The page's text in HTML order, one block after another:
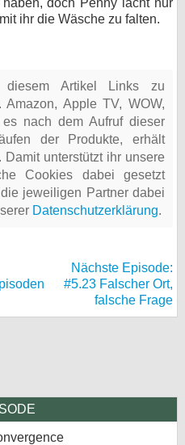
doch Penny lacht nur
ihr die Wäsche zu falten.
diesem Artikel Links zu
Amazon, Apple TV, WOW,
nach dem Aufruf dieser
der Produkte, erhält
unterstützt ihr unsere
Cookies dabei gesetzt
jeweiligen Partner dabei
Datenschutzerklärung.
Nächste Episode:
#5.23 Falscher Ort,
falsche Frage